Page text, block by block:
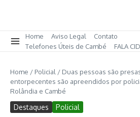
Home Aviso Legal
Contato
Telefones Úteis de Cambé
FALA
Home / Policial / Duas pessoas são
entorpecentes são apreendidos por
Rolândia e Cambé
Destaques Policial